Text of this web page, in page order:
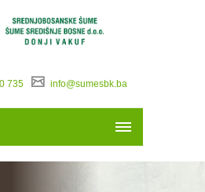
735 info@sumesbk.ba